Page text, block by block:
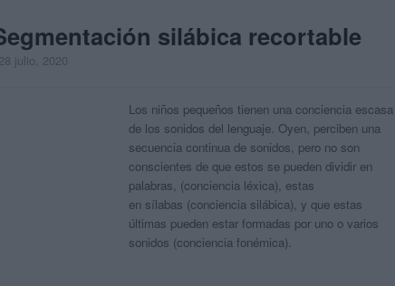
silábica recortable
julio, 2020
Los niños pequeños tienen una conciencia escasa
de los sonidos del lenguaje. Oyen, perciben una
secuencia continua de sonidos, pero no son
conscientes de que estos se pueden dividir en
palabras, (conciencia léxica), estas
en sílabas (conciencia silábica), y que estas
últimas pueden estar formadas por uno o varios
sonidos (conciencia fonémica).